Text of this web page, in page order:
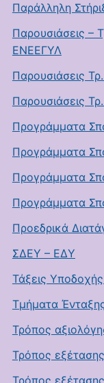
Παράλληλη
Παρουσιάσεις –
ΕΝΕΕΓΥΛ
Παρουσιάσεις
Παρουσιάσεις
Προγράμματα
Προγράμματα
Προγράμματα
Προγράμματα
Προεδρικά
ΣΔΕΥ – ΕΔΥ
Τάξεις
Τμήματα
Τρόπος
Τρόπος
Τρόπος